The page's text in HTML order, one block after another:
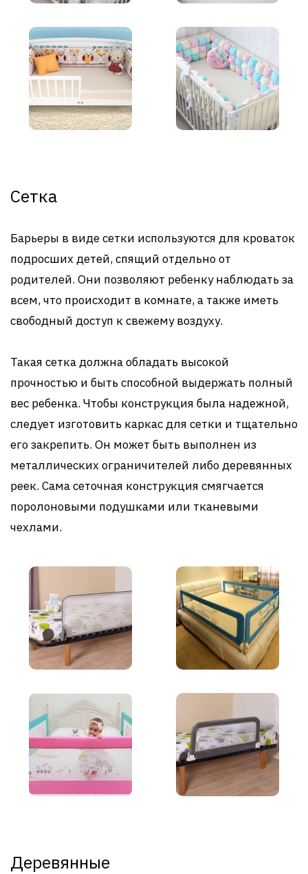
Сетка
Барьеры в виде сетки используются для кроваток
подросших детей, спящий отдельно от
родителей. Они позволяют ребенку наблюдать за
всем, что происходит в комнате, а также иметь
свободный доступ к свежему воздуху.
Такая сетка должна обладать высокой
прочностью и быть способной выдержать полный
вес ребенка. Чтобы конструкция была надежной,
следует изготовить каркас для сетки и тщательно
его закрепить. Он может быть выполнен из
металлических ограничителей либо деревянных
реек. Сама сеточная конструкция смягчается
поролоновыми подушками или тканевыми
чехлами.
Деревянные